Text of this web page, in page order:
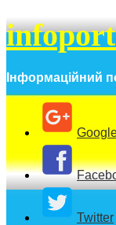
Інформаційний
Twitter